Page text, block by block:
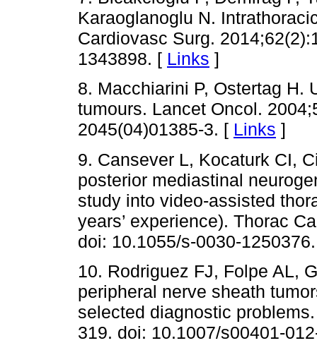
Karaoglanoglu N.
Cardiovasc Surg.
1343898. [ Links ]
8. Macchiarini P, Ostertag H.
tumours. Lancet Oncol.
2045(04)01385-3. [ Links ]
9. Cansever L, Kocaturk CI,
posterior mediastinal
study into video-assisted
years’ experience). Thorac
doi: 10.1055/s-0030-
10. Rodriguez FJ, Folpe AL,
peripheral nerve sheath
selected diagnostic
319. doi: 10.1007/s00401-